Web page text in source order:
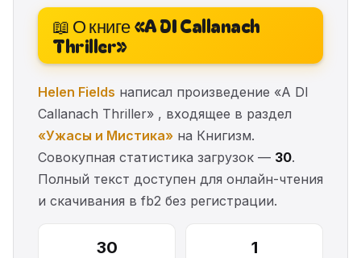
📖 О книге «A DI Callanach
Thriller»
Helen Fields написал произведение «A DI
Callanach Thriller» , входящее в раздел
«Ужасы и Мистика» на Книгизм.
Совокупная статистика загрузок — 30.
Полный текст доступен для онлайн-чтения
и скачивания в fb2 без регистрации.
30 1